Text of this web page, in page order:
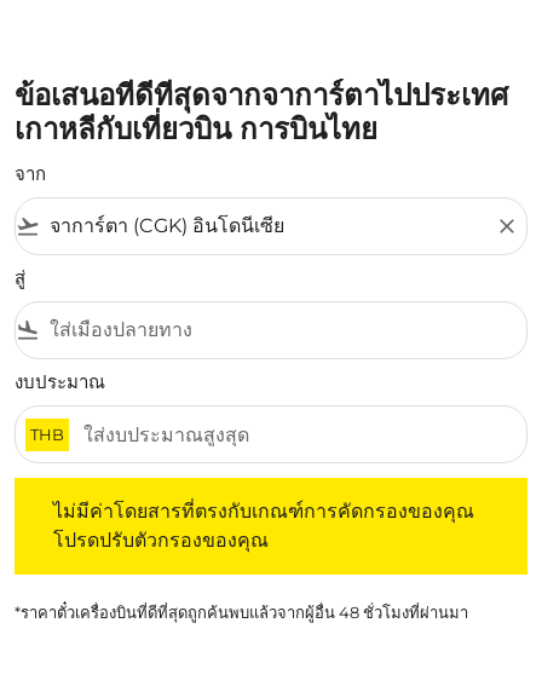
ข้อเสนอที่ดีที่สุดจากจาการ์ตาไปประเทศ
เกาหลีกับเที่ยวบิน การบินไทย
จาก
flight_takeoff close
สู่
flight_land
งบประมาณ
THB
ไม่มีค่าโดยสารที่ตรงกับเกณฑ์การคัดกรองของคุณ
โปรดปรับตัวกรองของคุณ
*ราคาตั๋วเครื่องบินที่ดีที่สุดถูกค้นพบแล้วจากผู้อื่น 48 ชั่วโมงที่ผ่านมา